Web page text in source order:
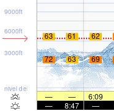
nivel del mar
3000ft
6000ft
9000ft
63 61 62
72 63 69
— — 6:09
—
8:47 —